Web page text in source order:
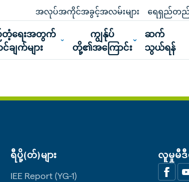
အလုပ်အကိုင်အခွင့်အလမ်းများ ရေရှည်တည်
ရေးအတွက်
ချက်များ
ကျွန်ုပ်
တို့၏အကြောင်း
ဆက်
သွယ်ရန်
ရီပို့(တ်)များ
IEE Report (YG-1)
လူမှုမီ